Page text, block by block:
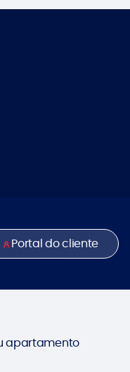
Portal do cliente
apartamento